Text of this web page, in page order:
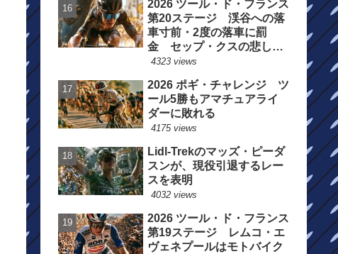
2026 ツール・ド・フランス
第20ステージ 渓谷への落
車寸前・2度の落車に罰
金 セップ・クスの悲しい
一日
4323 views
2026 ポギ・チャレンジ ツ
ール5勝もアマチュアライ
ダーに敗れる
4175 views
Lidl-Trekのマッズ・ピーダ
スンが、現役引退するレー
スを表明
4032 views
2026 ツール・ド・フランス
第19ステージ レムコ・エ
ヴェネプールはモトバイク